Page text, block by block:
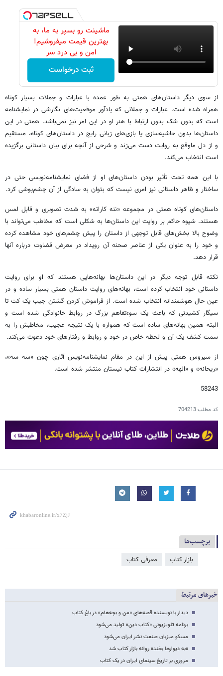
ماشینت رو بسپر به ما، به
بهترین قیمت میفروشیم!
امن و بی درد سر
ثبت درخواست
از سوی دیگر داستان‌های همتی به طور عمده با عبارات و جملات بسیار کوتاه
همراه شده است. عبارات و جملاتی که یادآور موقعیت‌های نگارشی در نمایشنامه‌
است که بدون شک بدون ارتباط با هنر او در این امر نیز نمی‌باشد. همتی در این
داستان‌ها بدون حاشیه‌سازی یا بازی‌های زبانی رایج در داستا‌ن‌های کوتاه، مستقیم
و از دل ماوقع به روایت دست می‌زند و شرحی از آنچه برای بیان داستانی برگزیده
است انتخاب می‌کند.
با این همه تحت تأثیر بودن داستان‌های او از فضای نمایشنامه‌نویسی حتی در
ساختار و ظاهر داستانی نیز امری نیست که بتوان به سادگی از آن چشم‌پوشی کرد.
داستان‌های کوتاه همتی در مجموعه «ننه کاراته» به شدت تصویری و قابل لمس
هستند. شیوه حاکم بر روایت این داستان‌ها به شکلی است که مخاطب می‌تواند با
وضوح بالا بخش‌های قابل توجهی از داستان را پیش چشم‌های خود مشاهده کرده
و خود را به عنوان یکی از عناصر صحنه آن رویداد در معرض قضاوت درباره آنها
قرار دهد.
نکته قابل توجه دیگر در این داستان‌ها بهانه‌هایی هستند که او برای روایت
داستانی خود انتخاب کرده است، بهانه‌های روایت داستان همتی بسیار ساده و در
عین حال هوشمندانه انتخاب شده ‌است. از فراموش کردن گشتن جیب یک کت تا
سیگار کشیدنی که باعث یک سوءتفاهم بزرگ در روابط خانوادگی شده است و
البته همین بهانه‌های ساده است که همواره با یک نتیجه عجیب، مخاطبش را به
سمت کشف یک آن و لحظه خاص در خود و روابط و رفتارهای خود دعوت می‌کند.
از سیروس همتی پیش از این در مقام نمایشنامه‌نویس آثاری چون «سه سه»،
«ریحانه» و «الهه» در انتشارات کتاب نیستان منتشر شده است.
58243
کد مطلب704213
برچسب‌ها
بازار کتاب معرفی کتاب
خبرهای مرتبط
دیدار با نویسنده قصه‌های «من و بچه‌هام» در باغ کتاب
برنامه تلویزیونی «کتاب دین» تولید می‌شود
مسکو میزبان صنعت نشر ایران می‌شود
«به دیوارها بخند» روانه بازار کتاب شد
مروری بر تاریخ سینمای ایران در یک کتاب